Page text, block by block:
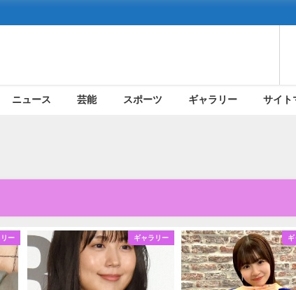
ニュース 芸能 スポーツ ギャラリー サイト
リー ギャラリー ギ